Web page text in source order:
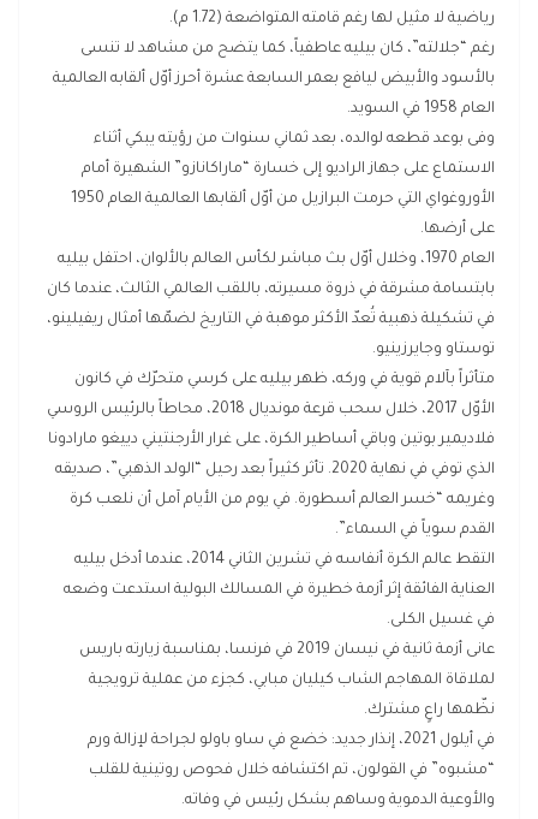
رياضية لا مثيل لها رغم قامته المتواضعة (1.72 م).
رغم “جلالته”، كان بيليه عاطفياً، كما يتضح من مشاهد لا تنسى
بالأسود والأبيض ليافع بعمر السابعة عشرة أحرز أوّل ألقابه العالمية
العام 1958 في السويد.
وفى بوعد قطعه لوالده، بعد ثماني سنوات من رؤيته يبكي أثناء
الاستماع على جهاز الراديو إلى خسارة “ماراكانازو” الشهيرة أمام
الأوروغواي التي حرمت البرازيل من أوّل ألقابها العالمية العام 1950
على أرضها.
العام 1970، وخلال أوّل بث مباشر لكأس العالم بالألوان، احتفل بيليه
بابتسامة مشرقة في ذروة مسيرته، باللقب العالمي الثالث، عندما كان
في تشكيلة ذهبية تُعدّ الأكثر موهبة في التاريخ لضمّها أمثال ريفيلينو،
توستاو وجايرزينيو.
متأثراً بآلام قوية في وركه، ظهر بيليه على كرسي متحرّك في كانون
الأوّل 2017، خلال سحب قرعة مونديال 2018، محاطاً بالرئيس الروسي
فلاديمير بوتين وباقي أساطير الكرة، على غرار الأرجنتيني دييغو مارادونا
الذي توفي في نهاية 2020. تأثر كثيراً بعد رحيل “الولد الذهبي”، صديقه
وغريمه “خسر العالم أسطورة. في يوم من الأيام آمل أن نلعب كرة
القدم سوياً في السماء”.
التقط عالم الكرة أنفاسه في تشرين الثاني 2014، عندما أدخل بيليه
العناية الفائقة إثر أزمة خطيرة في المسالك البولية استدعت وضعه
في غسيل الكلى.
عانى أزمة ثانية في نيسان 2019 في فرنسا، بمناسبة زيارته باريس
لملاقاة المهاجم الشاب كيليان مبابي، كجزء من عملية ترويجية
نظّمها راعٍ مشترك.
في أيلول 2021، إنذار جديد: خضع في ساو باولو لجراحة لإزالة ورم
“مشبوه” في القولون، تم اكتشافه خلال فحوص روتينية للقلب
والأوعية الدموية وساهم بشكل رئيس في وفاته.